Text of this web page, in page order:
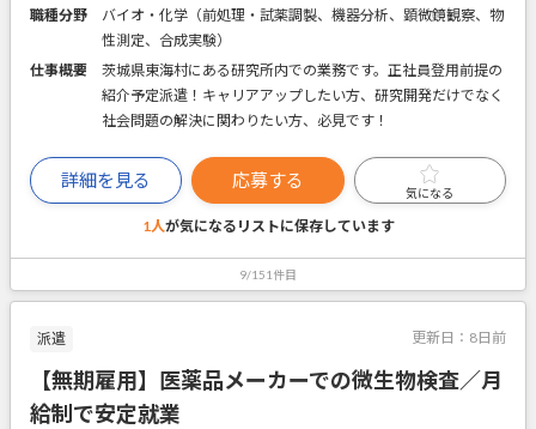
職種分野
バイオ・化学（前処理・試薬調製、機器分析、顕微鏡観察、物
性測定、合成実験）
仕事概要
茨城県東海村にある研究所内での業務です。正社員登用前提の
紹介予定派遣！キャリアアップしたい方、研究開発だけでなく
社会問題の解決に関わりたい方、必見です！
詳細を見る 応募する
気になる
1人が気になるリストに保存しています
9/151件目
派遣 更新日： 8日前
【無期雇用】医薬品メーカーでの微生物検査／月
給制で安定就業